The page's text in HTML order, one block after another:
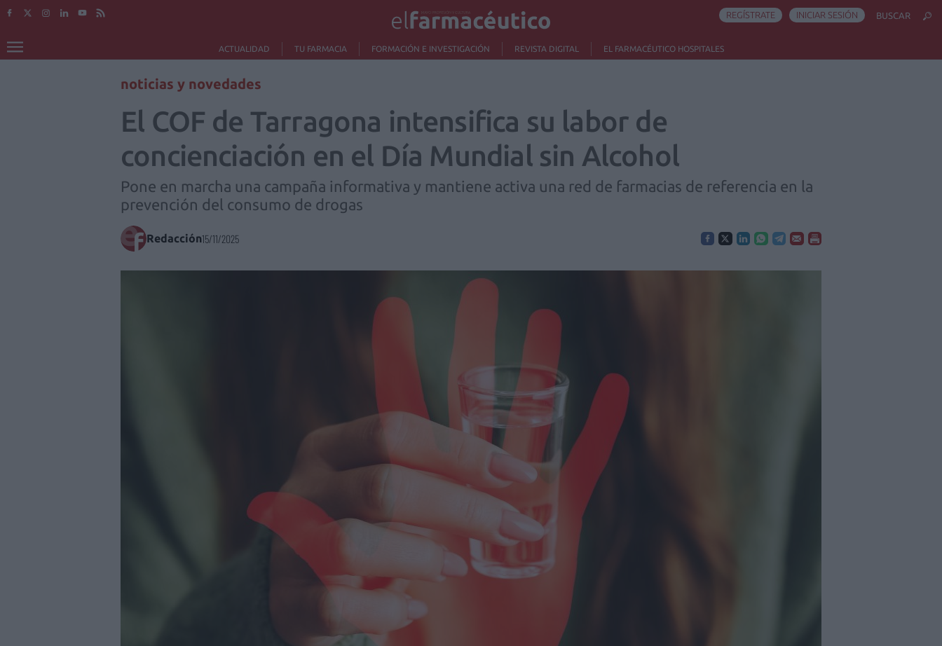
ACTUALIDAD TU FARMACIA FORMACIÓN E INVESTIGACIÓN REVISTA DIGITAL EL FARMACÉUTICO HOSPITALES
REGÍSTRATE INICIAR SESIÓN BUSCAR
noticias y novedades
El COF de Tarragona intensifica su labor de
concienciación en el Día Mundial sin Alcohol
Pone en marcha una campaña informativa y mantiene activa una red de farmacias de referencia en la
prevención del consumo de drogas
Redacción15/11/2025